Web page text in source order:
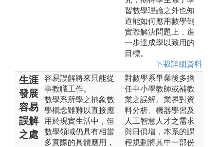
習數學理論之外也知
道能如何應用數學到
實際解決問題上，進
一步達成學以致用的
目標。
下載詳細資料
生涯
發展
容易
誤解
之處
容易誤解將來只能從
事教職工作。
數學系所學之抽象數
學概念雖難以直接應
用於現實生活中，但
數學領域仍具有相當
多實際的具體應用，
對數學系畢業後多擔
任中小學教師或補教
業之誤解。業界對資
料分析、機器學習及
人工智慧人才之需求
與日俱增，本系的課
程規劃將其中一部份